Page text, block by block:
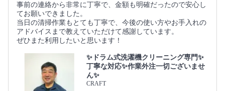
事前の連絡から非常に丁寧で、金額も明確だったので安心し
てお願いできました。
当日の清掃作業もとても丁寧で、今後の使い方やお手入れの
アドバイスまで教えていただけて感謝しています。
ぜひまた利用したいと思います！
✨ドラム式洗濯機クリーニング専門✨
丁寧な対応✨作業外注一切ございませ
ん✨
CRAFT